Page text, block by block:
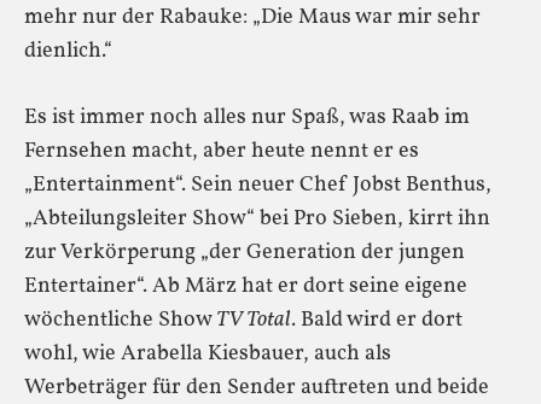
mehr nur der Rabauke: „Die Maus war mir sehr
dienlich.“
Es ist immer noch alles nur Spaß, was Raab im
Fernsehen macht, aber heute nennt er es
„Entertainment“. Sein neuer Chef Jobst Benthus,
„Abteilungsleiter Show“ bei Pro Sieben, kirrt ihn
zur Verkörperung „der Generation der jungen
Entertainer“. Ab März hat er dort seine eigene
wöchentliche ShowTV Total. Bald wird er dort
wohl, wie Arabella Kiesbauer, auch als
Werbeträger für den Sender auftreten und beide